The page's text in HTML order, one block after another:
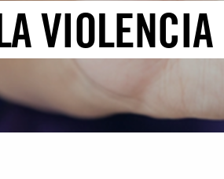
VIOLENCIA